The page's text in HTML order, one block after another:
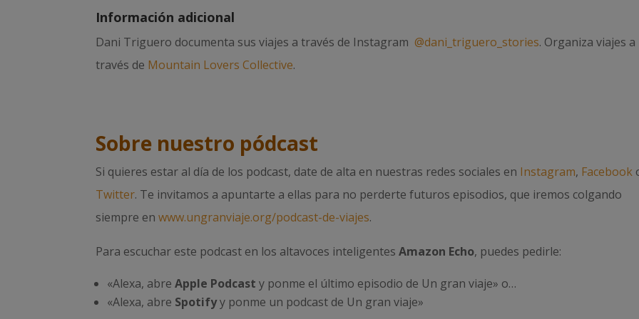
Información adicional
Dani Triguero documenta sus viajes a través de Instagram @dani_triguero_stories. Organiza viajes a
través de Mountain Lovers Collective.
Sobre nuestro pódcast
Si quieres estar al día de los podcast, date de alta en nuestras redes sociales en Instagram, Facebook
Twitter. Te invitamos a apuntarte a ellas para no perderte futuros episodios, que iremos colgando
siempre enwww.ungranviaje.org/podcast-de-viajes.
Para escuchar este podcast en los altavoces inteligentesAmazon Echo, puedes pedirle:
«Alexa, abreApple Podcast y ponme el último episodio de Un gran viaje» o…
«Alexa, abre Spotifyy ponme un podcast de Un gran viaje»